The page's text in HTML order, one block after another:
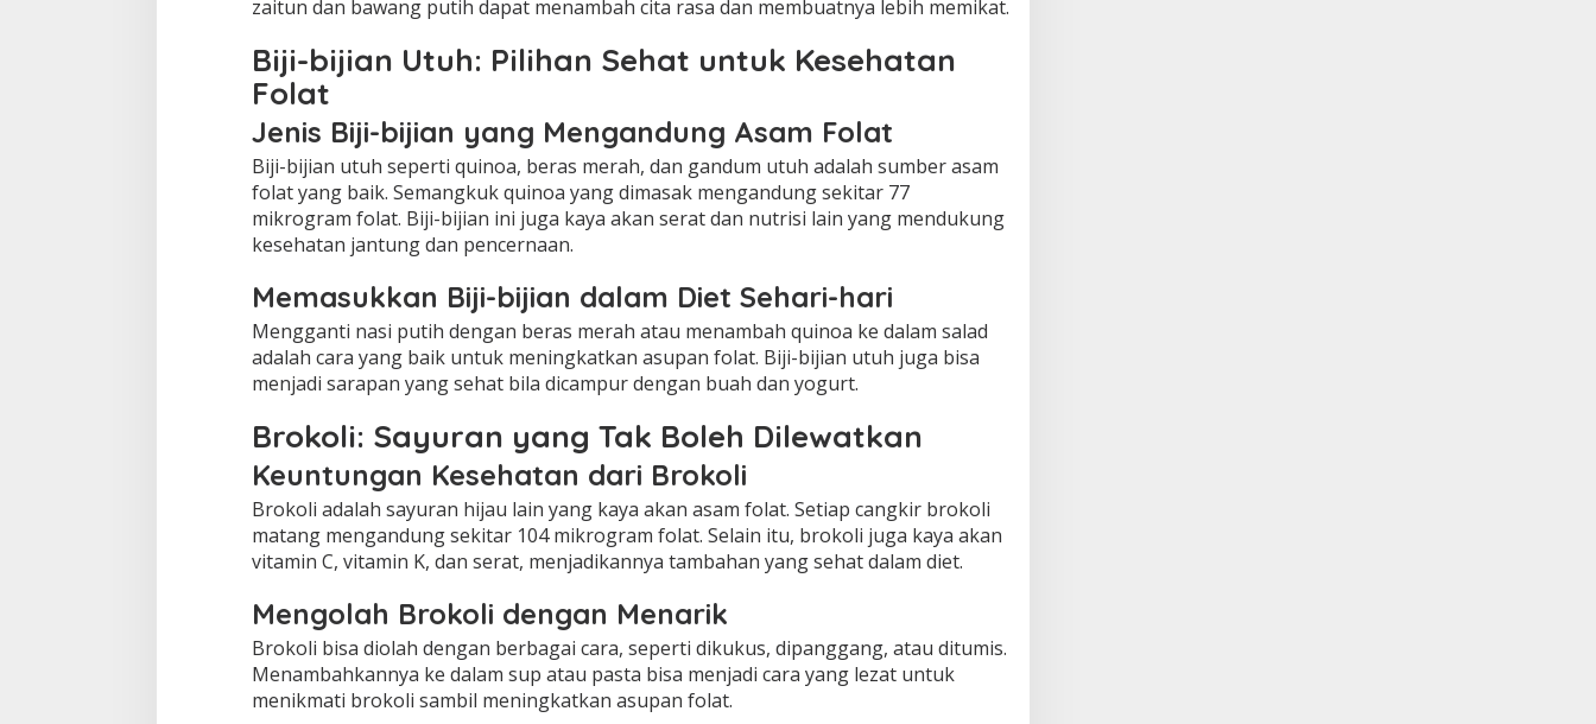
zaitun dan bawang putih dapat menambah cita rasa dan membuatnya lebih memikat.
Biji-bijian Utuh: Pilihan Sehat untuk Kesehatan
Folat
Jenis Biji-bijian yang Mengandung Asam Folat
Biji-bijian utuh seperti quinoa, beras merah, dan gandum utuh adalah sumber asam
folat yang baik. Semangkuk quinoa yang dimasak mengandung sekitar 77
mikrogram folat. Biji-bijian ini juga kaya akan serat dan nutrisi lain yang mendukung
kesehatan jantung dan pencernaan.
Memasukkan Biji-bijian dalam Diet Sehari-hari
Mengganti nasi putih dengan beras merah atau menambah quinoa ke dalam salad
adalah cara yang baik untuk meningkatkan asupan folat. Biji-bijian utuh juga bisa
menjadi sarapan yang sehat bila dicampur dengan buah dan yogurt.
Brokoli: Sayuran yang Tak Boleh Dilewatkan
Keuntungan Kesehatan dari Brokoli
Brokoli adalah sayuran hijau lain yang kaya akan asam folat. Setiap cangkir brokoli
matang mengandung sekitar 104 mikrogram folat. Selain itu, brokoli juga kaya akan
vitamin C, vitamin K, dan serat, menjadikannya tambahan yang sehat dalam diet.
Mengolah Brokoli dengan Menarik
Brokoli bisa diolah dengan berbagai cara, seperti dikukus, dipanggang, atau ditumis.
Menambahkannya ke dalam sup atau pasta bisa menjadi cara yang lezat untuk
menikmati brokoli sambil meningkatkan asupan folat.